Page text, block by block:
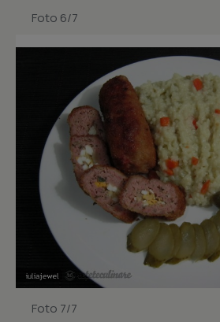
Foto 6/7
Foto 7/7